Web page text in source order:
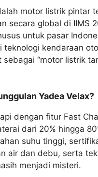
motor listrik pintar
secara global di IIMS
untuk pasar
teknologi kendaraan
“motor listrik
Yadea Velax?
dengan fitur Fast
dari 20% hingga
suhu tinggi,
air dan debu, serta
menjadi misteri.